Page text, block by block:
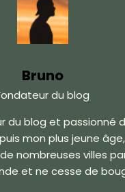
Bruno
du blog
du blog et passionné
mon plus jeune âge,
nombreuses villes
et ne cesse de